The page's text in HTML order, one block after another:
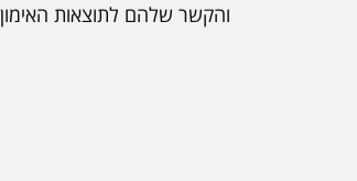
והקשר שלהם לתוצאות